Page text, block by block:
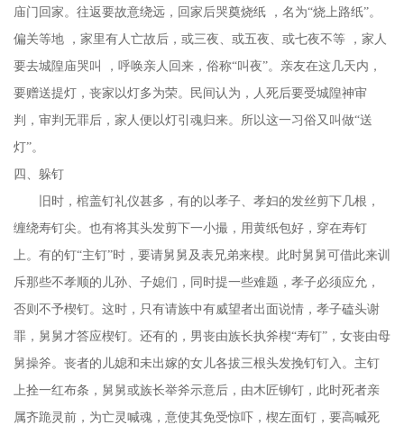
庙门回家。往返要故意绕远，回家后哭奠烧纸 ，名为“烧上路纸”。
偏关等地 ，家里有人亡故后，或三夜、或五夜、或七夜不等 ，家人
要去城隍庙哭叫 ，呼唤亲人回来，俗称“叫夜”。亲友在这几天内，
要赠送提灯，丧家以灯多为荣。民间认为，人死后要受城隍神审
判，审判无罪后，家人便以灯引魂归来。所以这一习俗又叫做“送
灯”。
四、躲钉
旧时，棺盖钉礼仪甚多，有的以孝子、孝妇的发丝剪下几根，
缠绕寿钉尖。也有将其头发剪下一小撮，用黄纸包好，穿在寿钉
上。有的钉“主钉”时，要请舅舅及表兄弟来楔。此时舅舅可借此来训
斥那些不孝顺的儿孙、子媳们，同时提一些难题，孝子必须应允，
否则不予楔钉。这时，只有请族中有威望者出面说情，孝子磕头谢
罪，舅舅才答应楔钉。还有的，男丧由族长执斧楔“寿钉”，女丧由母
舅操斧。丧者的儿媳和未出嫁的女儿各拔三根头发挽钉钉入。主钉
上拴一红布条，舅舅或族长举斧示意后，由木匠铆钉，此时死者亲
属齐跪灵前，为亡灵喊魂，意使其免受惊吓，楔左面钉，要高喊死